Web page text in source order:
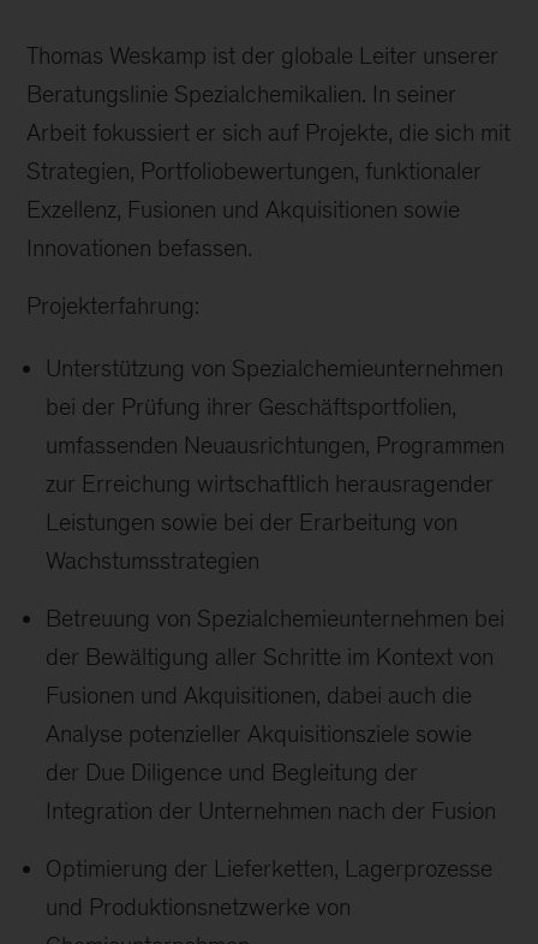
Thomas Weskamp ist der globale Leiter unserer
Beratungslinie Spezialchemikalien. In seiner
Arbeit fokussiert er sich auf Projekte, die sich mit
Strategien, Portfoliobewertungen, funktionaler
Exzellenz, Fusionen und Akquisitionen sowie
Innovationen befassen.
Projekterfahrung:
Unterstützung von Spezialchemieunternehmen
bei der Prüfung ihrer Geschäfts­portfolien,
umfassenden Neuausrichtungen, Programmen
zur Erreichung wirtschaftlich herausragender
Leistungen sowie bei der Erarbeitung von
Wachstumsstrategien
Betreuung von Spezialchemieunternehmen bei
der Bewältigung aller Schritte im Kontext von
Fusionen und Akquisitionen, dabei auch die
Analyse potenzieller Akquisitionsziele sowie
der Due Diligence und Begleitung der
Integration der Unternehmen nach der Fusion
Optimierung der Lieferketten, Lagerprozesse
und Produktionsnetzwerke von